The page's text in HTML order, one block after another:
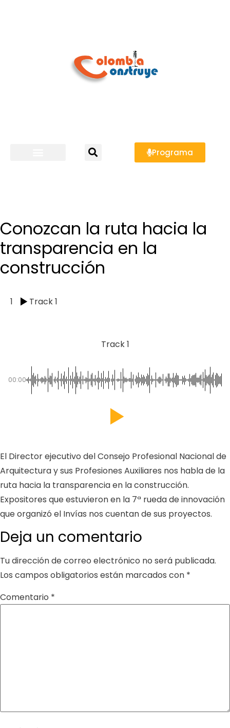
Programa
Conozcan la ruta hacia la
transparencia en la
construcción
1 Track 1
Track 1
00:00
El Director ejecutivo del Consejo Profesional Nacional de
Arquitectura y sus Profesiones Auxiliares nos habla de la
ruta hacia la transparencia en la construcción.
Expositores que estuvieron en la 7ª rueda de innovación
que organizó el Invías nos cuentan de sus proyectos.
Deja un comentario
Tu dirección de correo electrónico no será publicada.
Los campos obligatorios están marcados con *
Comentario *